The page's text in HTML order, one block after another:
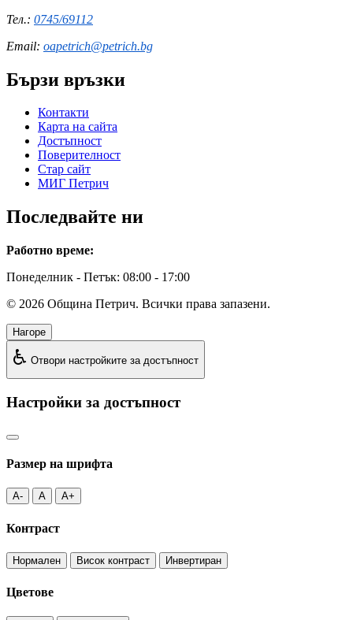
Тел.: 0745/69112
Email: oapetrich@petrich.bg
Бързи връзки
Контакти
Карта на сайта
Достъпност
Поверителност
Стар сайт
МИГ Петрич
Последвайте ни
Работно време:
Понеделник - Петък: 08:00 - 17:00
© 2026 Община Петрич. Всички права запазени.
Нагоре
♿ Отвори настройките за достъпност
Настройки за достъпност
Размер на шрифта
A- A A+
Контраст
Нормален Висок контраст Инвертиран
Цветове